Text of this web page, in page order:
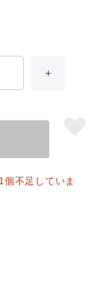
個不足していま